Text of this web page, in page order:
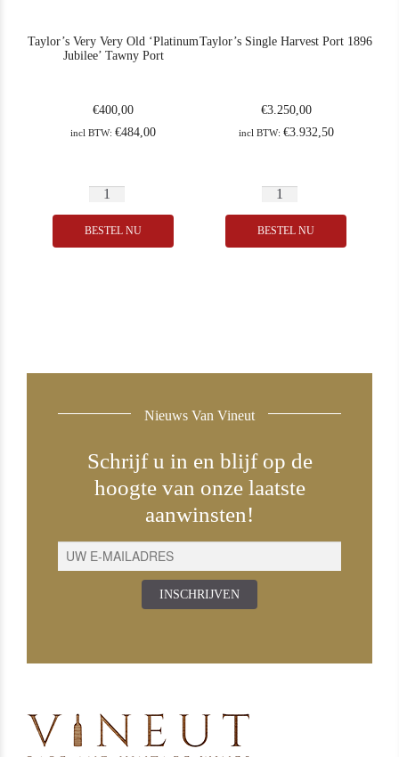
Taylor’s Very Very Old ‘Platinum
Jubilee’ Tawny Port
€400,00
incl BTW: €484,00
BESTEL NU
Taylor’s Single Harvest Port 1896
€3.250,00
incl BTW: €3.932,50
BESTEL NU
Nieuws Van Vineut
Schrijf u in en blijf op de
hoogte van onze laatste
aanwinsten!
INSCHRIJVEN